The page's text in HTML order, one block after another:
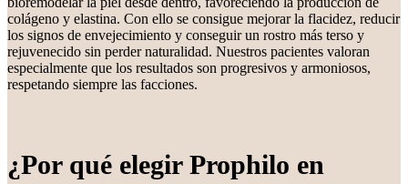
colágeno y elastina. Con ello se consigue mejorar la flacidez, reducir
los signos de envejecimiento y conseguir un rostro más terso y
rejuvenecido sin perder naturalidad. Nuestros pacientes valoran
especialmente que los resultados son progresivos y armoniosos,
respetando siempre las facciones.
¿Por qué elegir Prophilo en